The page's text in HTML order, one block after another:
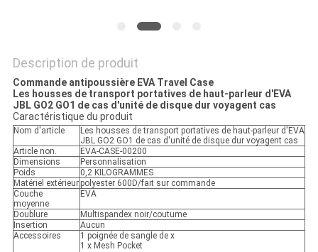
Description de produit
Commande antipoussière EVA Travel Case
Les housses de transport portatives de haut-parleur d'EVA
JBL GO2 GO1 de cas d'unité de disque dur voyagent cas
Caractéristique du produit
Nom d'article
Les housses de transport portatives de haut-parleur d'EVA
JBL GO2 GO1 de cas d'unité de disque dur voyagent cas
Article non.
EVA-CASE-00200
Dimensions
Personnalisation
Poids
0,2 KILOGRAMMES
Matériel extérieur polyester 600D/fait sur commande
Couche
moyenne
EVA
Doublure
Multispandex noir/coutume
Insertion
Aucun
Accessoires
1 poignée de sangle de x
1 x Mesh Pocket